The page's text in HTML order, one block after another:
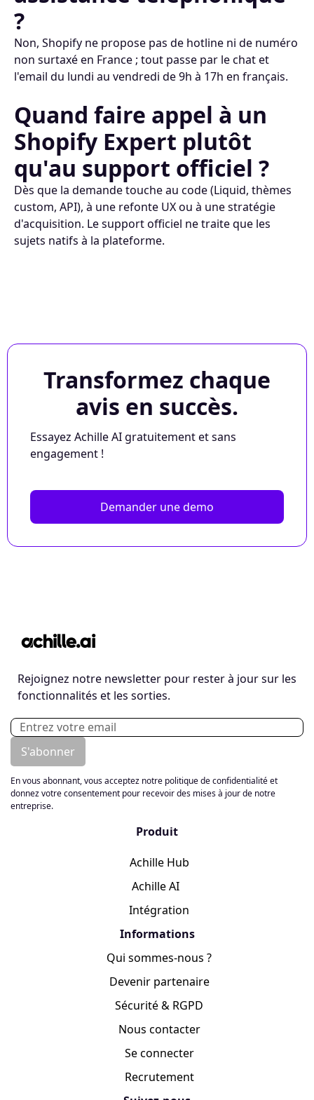
?
Non, Shopify ne propose pas de hotline ni de numéro
non surtaxé en France ; tout passe par le chat et
l'email du lundi au vendredi de 9h à 17h en français.
Quand faire appel à un
Shopify Expert plutôt
qu'au support officiel ?
Dès que la demande touche au code (Liquid, thèmes
custom, API), à une refonte UX ou à une stratégie
d'acquisition. Le support officiel ne traite que les
sujets natifs à la plateforme.
Transformez chaque
avis en succès.
Essayez Achille AI gratuitement et sans
engagement !
Demander une demo
Rejoignez notre newsletter pour rester à jour sur les
fonctionnalités et les sorties.
En vous abonnant, vous acceptez notre politique de confidentialité et
donnez votre consentement pour recevoir des mises à jour de notre
entreprise.
Produit
Achille Hub
Achille AI
Intégration
Informations
Qui sommes-nous ?
Devenir partenaire
Sécurité & RGPD
Nous contacter
Se connecter
Recrutement